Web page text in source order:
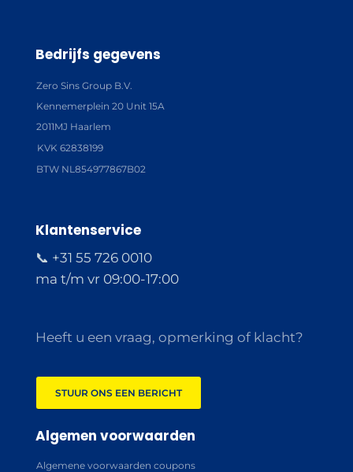
Bedrijfs gegevens
Zero Sins Group B.V.
Kennemerplein 20 Unit 15A
2011MJ Haarlem
KVK 62838199
BTW NL854977867B02
Klantenservice
📞 +31 55 726 0010
ma t/m vr 09:00-17:00
Heeft u een vraag, opmerking of klacht?
STUUR ONS EEN BERICHT
Algemen voorwaarden
Algemene voorwaarden coupons